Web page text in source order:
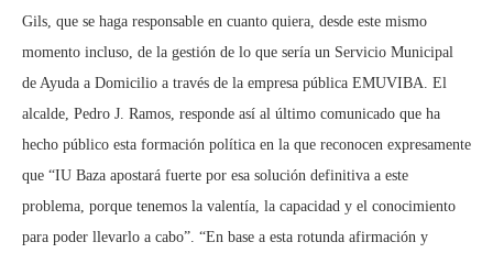
Gils, que se haga responsable en cuanto quiera, desde este mismo
momento incluso, de la gestión de lo que sería un Servicio Municipal
de Ayuda a Domicilio a través de la empresa pública EMUVIBA. El
alcalde, Pedro J. Ramos, responde así al último comunicado que ha
hecho público esta formación política en la que reconocen expresamente
que “IU Baza apostará fuerte por esa solución definitiva a este
problema, porque tenemos la valentía, la capacidad y el conocimiento
para poder llevarlo a cabo”. “En base a esta rotunda afirmación y